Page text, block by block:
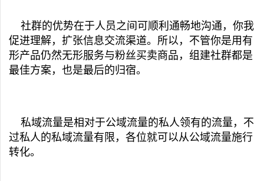
社群的优势在于人员之间可顺利通畅地沟通，你我
促进理解，扩张信息交流渠道。所以，不管你是用有
形产品仍然无形服务与粉丝买卖商品，组建社群都是
最佳方案，也是最后的归宿。
私域流量是相对于公域流量的私人领有的流量，不
过私人的私域流量有限，各位就可以从公域流量施行
转化。